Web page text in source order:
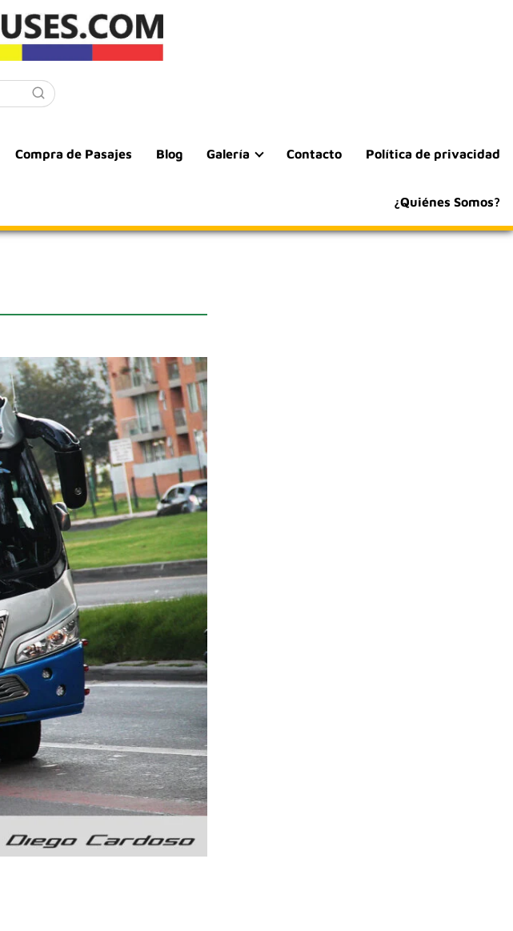
Compra de Pasajes Blog Galería Contacto Política de privacidad
¿Quiénes Somos?